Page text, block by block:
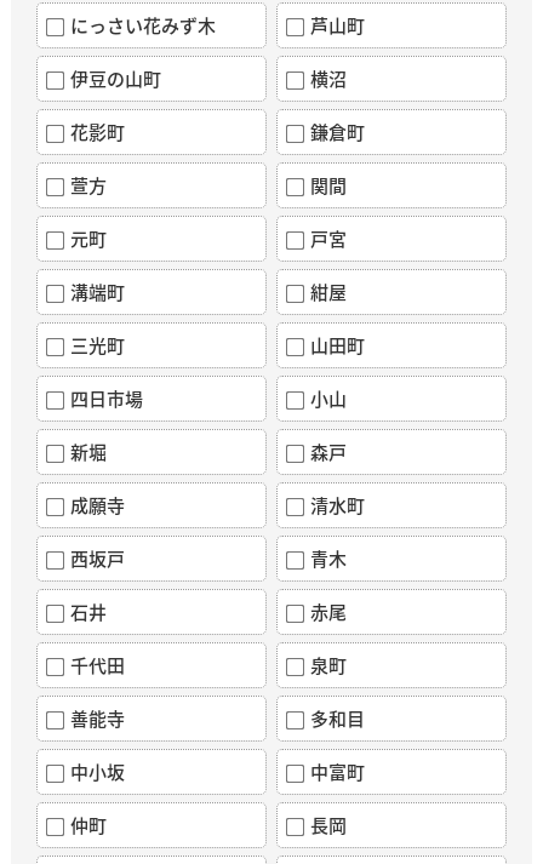
にっさい花みず木 芦山町
伊豆の山町 横沼
花影町 鎌倉町
萱方 関間
元町 戸宮
溝端町 紺屋
三光町 山田町
四日市場 小山
新堀 森戸
成願寺 清水町
西坂戸 青木
石井 赤尾
千代田 泉町
善能寺 多和目
中小坂 中富町
仲町 長岡